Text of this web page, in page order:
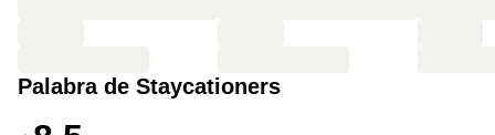
Palabra de Staycationers